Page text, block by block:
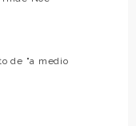
de "a medio